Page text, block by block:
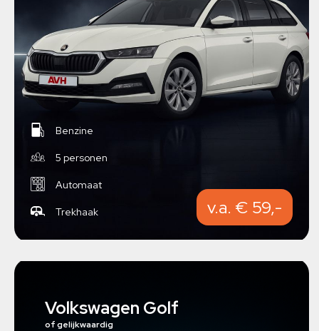
Benzine
5 personen
Automaat
Trekhaak v.a. € 59,-
Volkswagen Golf
of gelijkwaardig